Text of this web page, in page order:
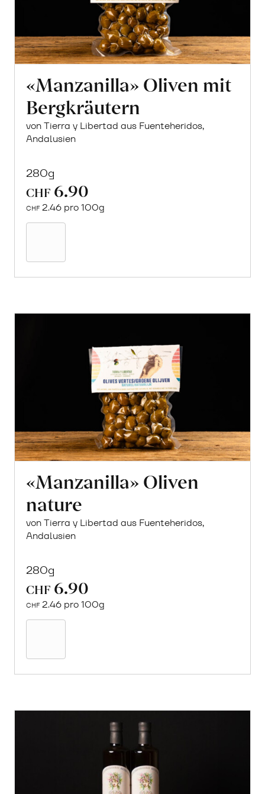
«Manzanilla» Oliven mit
Bergkräutern
von Tierra y Libertad aus Fuenteheridos,
Andalusien
280g
CHF 6.90
CHF 2.46 pro 100g
«Manzanilla» Oliven
nature
von Tierra y Libertad aus Fuenteheridos,
Andalusien
280g
CHF 6.90
CHF 2.46 pro 100g